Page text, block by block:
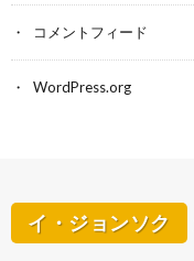
コメントフィード
WordPress.org
イ・ジョンソク